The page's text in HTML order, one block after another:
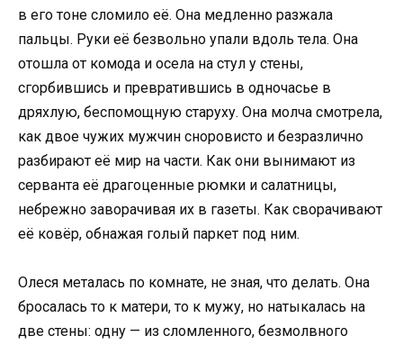
в его тоне сломило её. Она медленно разжала
пальцы. Руки её безвольно упали вдоль тела. Она
отошла от комода и осела на стул у стены,
сгорбившись и превратившись в одночасье в
дряхлую, беспомощную старуху. Она молча смотрела,
как двое чужих мужчин сноровисто и безразлично
разбирают её мир на части. Как они вынимают из
серванта её драгоценные рюмки и салатницы,
небрежно заворачивая их в газеты. Как сворачивают
её ковёр, обнажая голый паркет под ним.
Олеся металась по комнате, не зная, что делать. Она
бросалась то к матери, то к мужу, но натыкалась на
две стены: одну — из сломленного, безмолвного